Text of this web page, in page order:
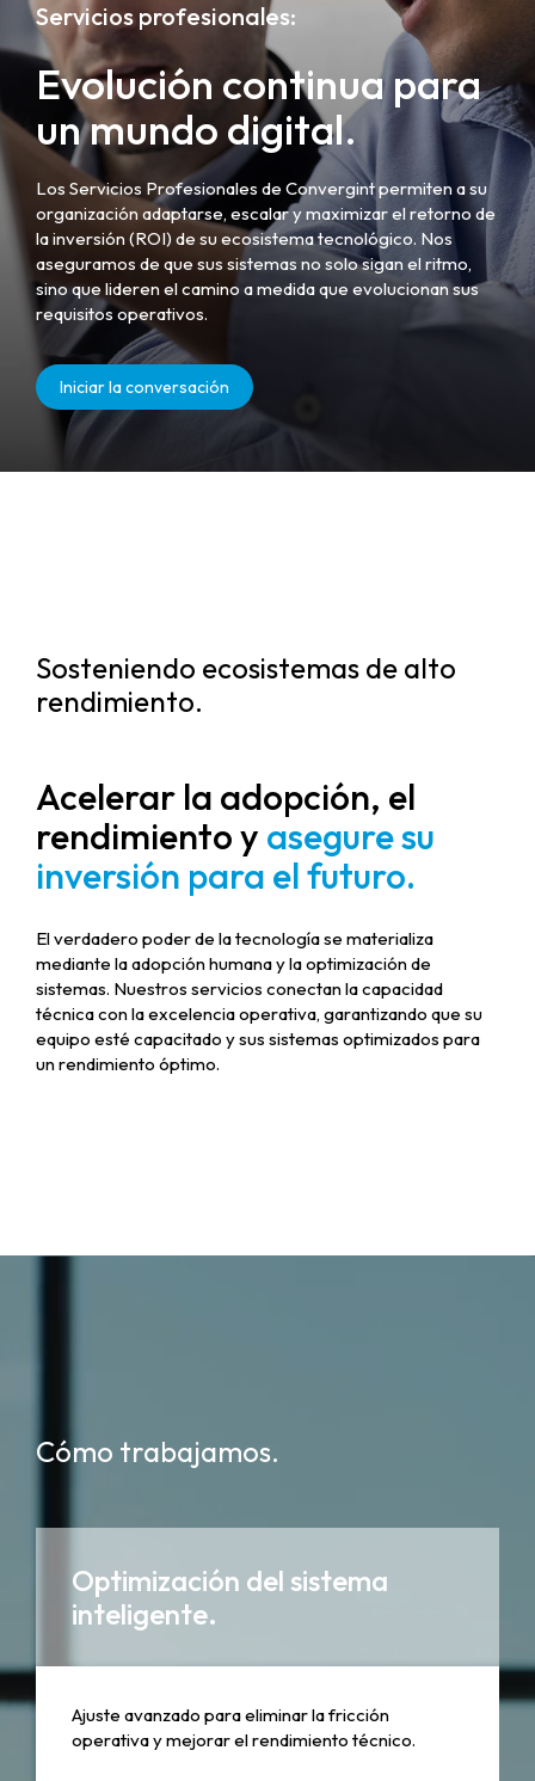
Servicios profesionales:
Evolución continua para
un mundo digital.
Los Servicios Profesionales de Convergint permiten a su
organización adaptarse, escalar y maximizar el retorno de
la inversión (ROI) de su ecosistema tecnológico. Nos
aseguramos de que sus sistemas no solo sigan el ritmo,
sino que lideren el camino a medida que evolucionan sus
requisitos operativos.
Iniciar la conversación
Sosteniendo ecosistemas de alto
rendimiento.
Acelerar la adopción, el
rendimiento y asegure su
inversión para el futuro.
El verdadero poder de la tecnología se materializa
mediante la adopción humana y la optimización de
sistemas. Nuestros servicios conectan la capacidad
técnica con la excelencia operativa, garantizando que su
equipo esté capacitado y sus sistemas optimizados para
un rendimiento óptimo.
Cómo trabajamos.
Optimización del sistema
inteligente.
Ajuste avanzado para eliminar la fricción
operativa y mejorar el rendimiento técnico.